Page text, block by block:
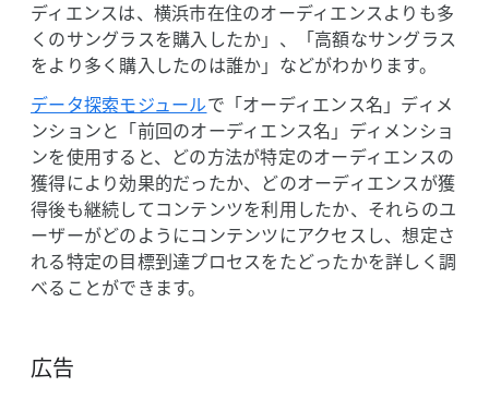
ディエンスは、​横浜市在住の​オーディエンスよりも​多
くの​サングラスを​購入したか」、​「高額な​サングラス
を​より​多く​購入したのは​誰か」などが​わかります。
データ探索モジュールで​「オーディエンス名」​ディメ
ンションと​「前回の​オーディエンス名」​ディメンショ
ンを​使用すると、​どの​方​法が​特定の​オーディエンスの​
獲得により​効果的だったか、​どの​オーディエンスが​獲
得後も​継続して​コンテンツを​利用したか、​それらの​ユ
ーザーが​どのように​コンテンツに​アクセスし、​想定さ
れる​特定の​目標到達プロセスを​たどったかを​詳しく​調
べる​ことができます。
広告